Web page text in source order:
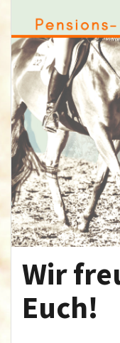
Wir
Euch!